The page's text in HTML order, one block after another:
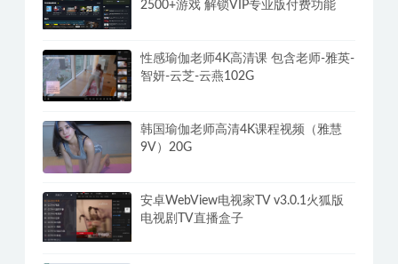
2500+游戏 解锁VIP专业版付费功能
性感瑜伽老师4K高清课 包含老师-雅英-
智妍-云芝-云燕102G
韩国瑜伽老师高清4K课程视频（雅慧
9V）20G
安卓WebView电视家TV v3.0.1火狐版
电视剧TV直播盒子